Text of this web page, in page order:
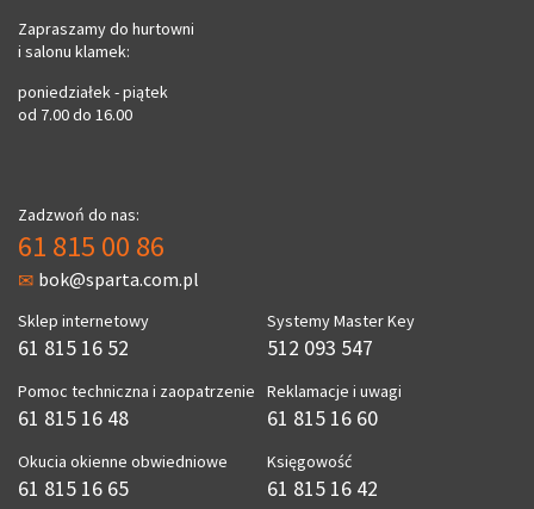
Zapraszamy do hurtowni
i salonu klamek:
poniedziałek - piątek
od 7.00 do 16.00
Zadzwoń do nas:
61 815 00 86
bok@sparta.com.pl
Sklep internetowy
61 815 16 52
Pomoc techniczna i zaopatrzenie
61 815 16 48
Okucia okienne obwiedniowe
61 815 16 65
Systemy Master Key
512 093 547
Reklamacje i uwagi
61 815 16 60
Księgowość
61 815 16 42